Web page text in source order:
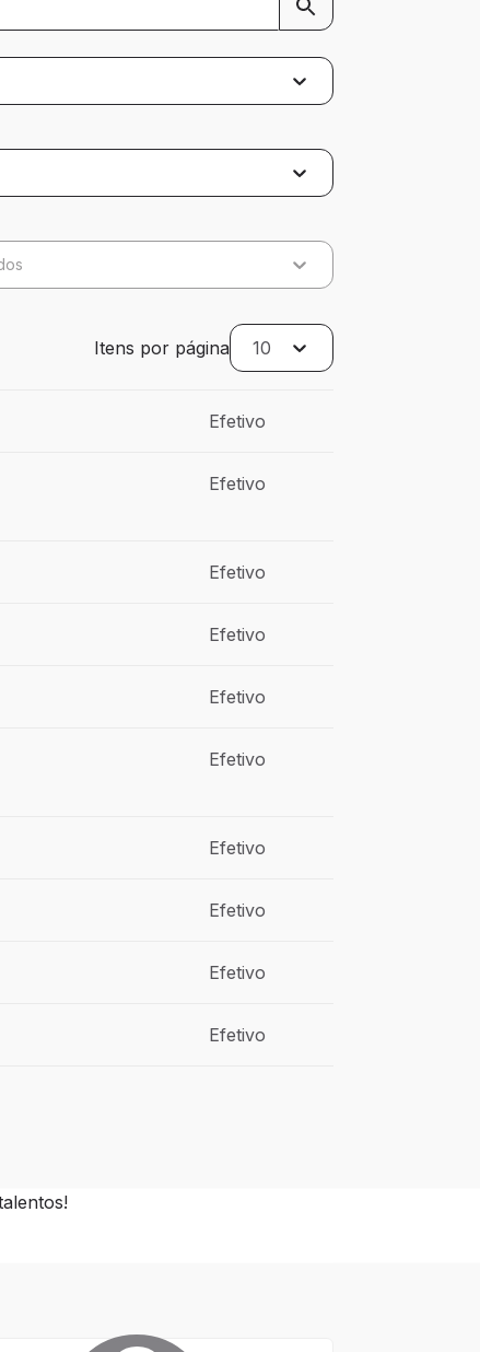
Itens por página 10
Efetivo
Efetivo
Efetivo
Efetivo
Efetivo
Efetivo
Efetivo
Efetivo
Efetivo
Efetivo